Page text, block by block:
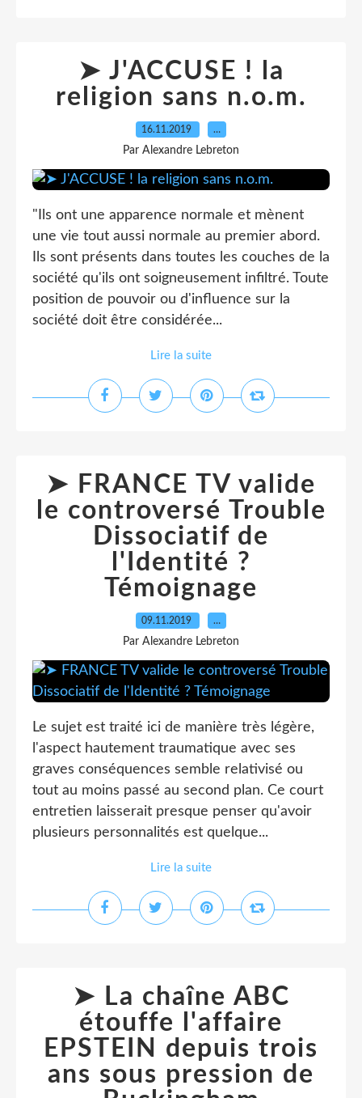
➤ J'ACCUSE ! la
religion sans n.o.m.
16.11.2019 …
Par Alexandre Lebreton
"Ils ont une apparence normale et mènent
une vie tout aussi normale au premier abord.
Ils sont présents dans toutes les couches de la
société qu'ils ont soigneusement infiltré. Toute
position de pouvoir ou d'influence sur la
société doit être considérée...
Lire la suite
➤ FRANCE TV valide
le controversé Trouble
Dissociatif de
l'Identité ?
Témoignage
09.11.2019 …
Par Alexandre Lebreton
Le sujet est traité ici de manière très légère,
l'aspect hautement traumatique avec ses
graves conséquences semble relativisé ou
tout au moins passé au second plan. Ce court
entretien laisserait presque penser qu'avoir
plusieurs personnalités est quelque...
Lire la suite
➤ La chaîne ABC
étouffe l'affaire
EPSTEIN depuis trois
ans sous pression de